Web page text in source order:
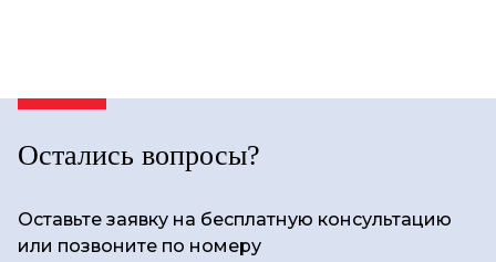
Остались вопросы?
Оставьте заявку на бесплатную консультацию
или позвоните по номеру